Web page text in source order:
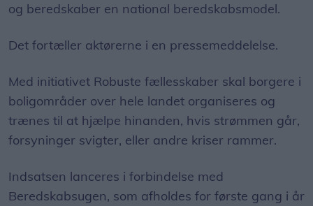
og beredskaber en national beredskabsmodel.
Det fortæller aktørerne i en pressemeddelelse.
Med initiativet Robuste fællesskaber skal borgere i
boligområder over hele landet organiseres og
trænes til at hjælpe hinanden, hvis strømmen går,
forsyninger svigter, eller andre kriser rammer.
Indsatsen lanceres i forbindelse med
Beredskabsugen, som afholdes for første gang i år